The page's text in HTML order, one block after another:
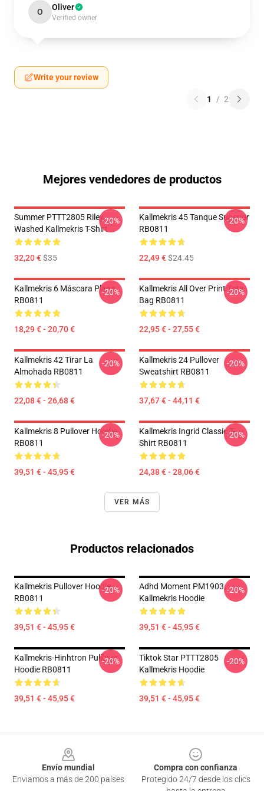
O Oliver
Verified owner
Write your review
1 / 2
Mejores vendedores de productos
Summer PTTT2805 Riley
Washed Kallmekris T-Shirt
32,20 €$35
-20%
Kallmekris 45 Tanque Superior
RB0811
22,49 €$24.45
-20%
Kallmekris 6 Máscara Plana
RB0811
18,29 € - 20,70 €
-20%
Kallmekris All Over Print Tote
Bag RB0811
22,95 € - 27,55 €
-20%
Kallmekris 42 Tirar La
Almohada RB0811
22,08 € - 26,68 €
-20%
Kallmekris 24 Pullover
Sweatshirt RB0811
37,67 € - 44,11 €
-20%
Kallmekris 8 Pullover Hoodie
RB0811
39,51 € - 45,95 €
-20%
Kallmekris Ingrid Classic T-
Shirt RB0811
24,38 € - 28,06 €
-20%
VER MÁS
Productos relacionados
Kallmekris Pullover Hoodie
RB0811
39,51 € - 45,95 €
-20%
Adhd Moment PM1903
Kallmekris Hoodie
39,51 € - 45,95 €
-20%
Kallmekris-Hinhtron Pullover
Hoodie RB0811
39,51 € - 45,95 €
-20%
Tiktok Star PTTT2805
Kallmekris Hoodie
39,51 € - 45,95 €
-20%
Envío mundial
Enviamos a más de 200 países
Compra con confianza
Protegido 24/7 desde los clics